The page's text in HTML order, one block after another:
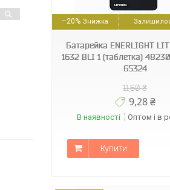
–20%
Батарейка ENERLIGHT
1632 BLI 1 (таблетка)
65324
11,60 ₴
9,28 ₴
В наявності Оптом і в
Купити
4823093502260